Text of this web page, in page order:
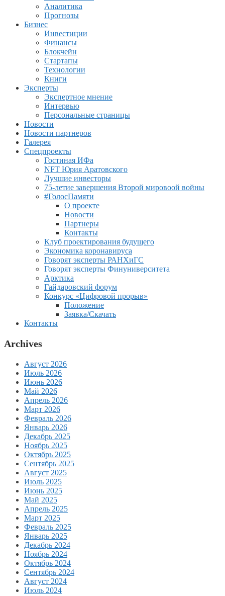
Аналитика
Прогнозы
Бизнес
Инвестиции
Финансы
Блокчейн
Стартапы
Технологии
Книги
Эксперты
Экспертное мнение
Интервью
Персональные страницы
Новости
Новости партнеров
Галерея
Спецпроекты
Гостиная ИФа
NFT Юрия Аратовского
Лучшие инвесторы
75-летие завершения Второй мировоой войны
#ГолосПамяти
О проекте
Новости
Партнеры
Контакты
Клуб проектирования будущего
Экономика коронавируса
Говорят эксперты РАНХиГС
Говорят эксперты Финуниверситета
Арктика
Гайдаровский форум
Конкурс «Цифровой прорыв»
Положение
Заявка/Скачать
Контакты
Archives
Август 2026
Июль 2026
Июнь 2026
Май 2026
Апрель 2026
Март 2026
Февраль 2026
Январь 2026
Декабрь 2025
Ноябрь 2025
Октябрь 2025
Сентябрь 2025
Август 2025
Июль 2025
Июнь 2025
Май 2025
Апрель 2025
Март 2025
Февраль 2025
Январь 2025
Декабрь 2024
Ноябрь 2024
Октябрь 2024
Сентябрь 2024
Август 2024
Июль 2024